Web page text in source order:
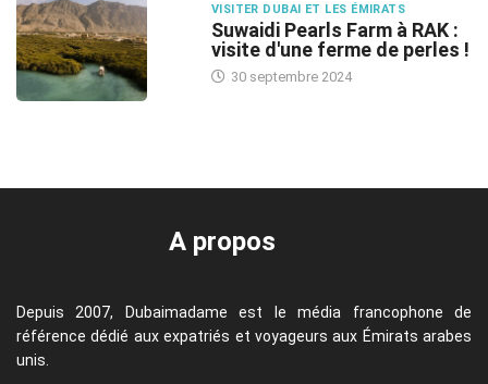
VISITER DUBAI ET LES ÉMIRATS
Suwaidi Pearls Farm à RAK :
visite d'une ferme de perles !
30 septembre 2024
A propos
Depuis 2007, Dubaimadame est le média francophone de
référence dédié aux expatriés et voyageurs aux Émirats arabes
unis.